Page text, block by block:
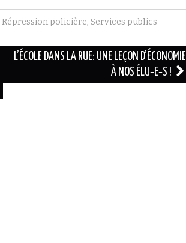
Répression policière, Services publics
L’ÉCOLE DANS LA RUE: UNE LEÇON D’ÉCONOMIE
À NOS ÉLU‐E‐S !